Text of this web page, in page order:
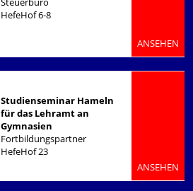
HefeHof 6-8
ANSEHEN
Studienseminar Hameln
für das Lehramt an
Gymnasien
Fortbildungspartner
HefeHof 23
ANSEHEN